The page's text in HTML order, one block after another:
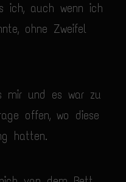
ich, auch wenn ich
ohne Zweifel
mir und es war zu
offen, wo diese
hatten.